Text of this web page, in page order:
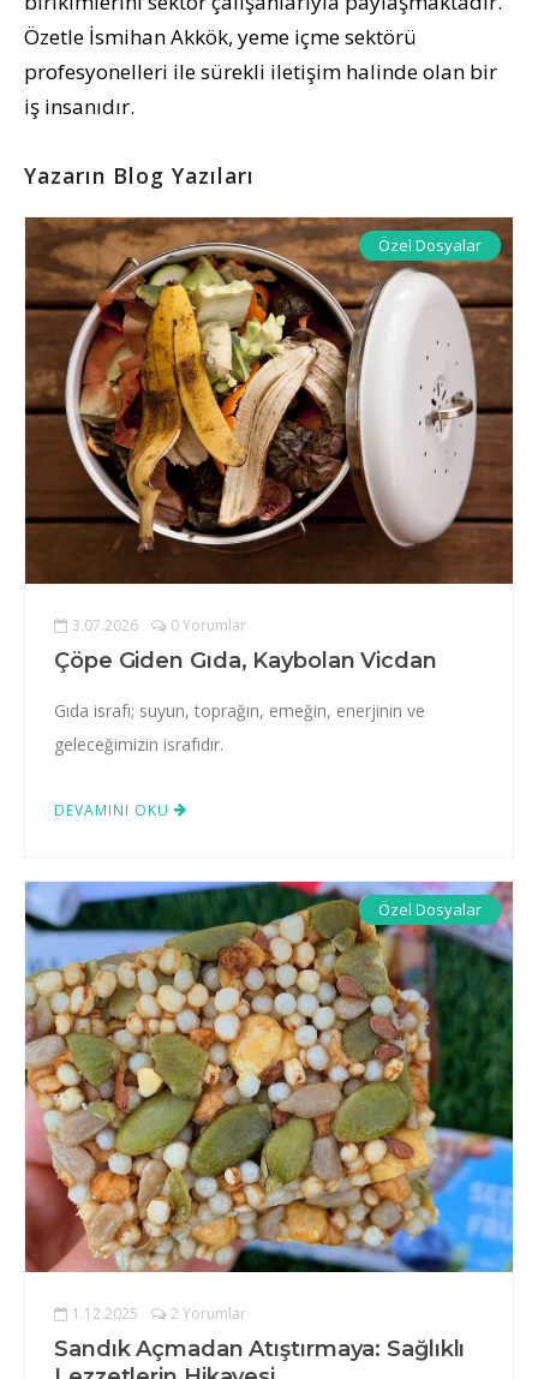
Özetle İsmihan Akkök, yeme içme sektörü
profesyonelleri ile sürekli iletişim halinde olan bir
iş insanıdır.
Yazarın Blog Yazıları
Özel Dosyalar
3.07.2026 0 Yorumlar
Çöpe Giden Gıda, Kaybolan Vicdan
Gıda israfı; suyun, toprağın, emeğin, enerjinin ve
geleceğimizin israfıdır.
DEVAMINI OKU
Özel Dosyalar
1.12.2025 2 Yorumlar
Sandık Açmadan Atıştırmaya: Sağlıklı